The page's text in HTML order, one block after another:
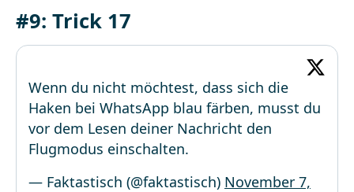
#9: Trick 17
Wenn du nicht möchtest, dass sich die
Haken bei WhatsApp blau färben, musst du
vor dem Lesen deiner Nachricht den
Flugmodus einschalten.
— Faktastisch (@faktastisch) November 7,